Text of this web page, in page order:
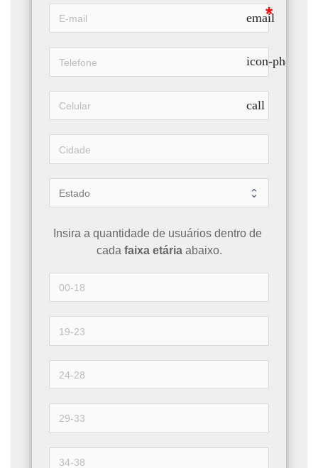
email
icon-phone
call
Insira a quantidade de usuários dentro de
cada faixa etária abaixo.